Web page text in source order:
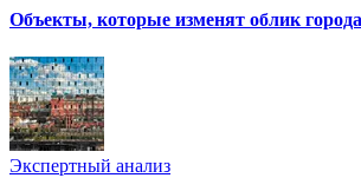
Объекты, которые изменят облик города
Экспертный анализ